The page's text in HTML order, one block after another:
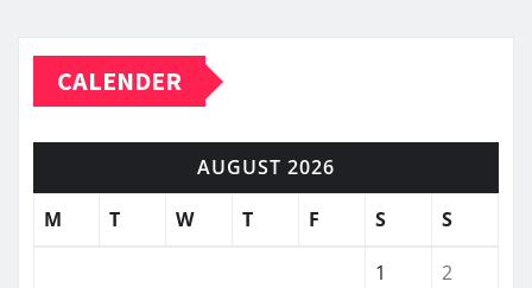
CALENDER
AUGUST 2026
M
T W T F S S
1
2